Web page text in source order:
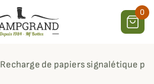
0
Recharge de papiers signalétique